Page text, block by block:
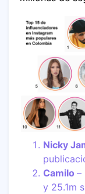
Nicky
Camilo–
y 25.1m